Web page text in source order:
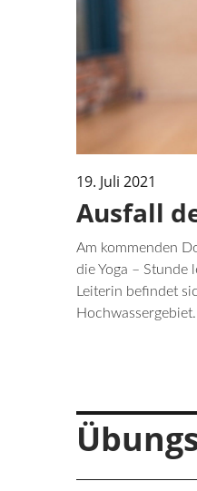
19. Juli 2021
Ausfall
Am kommenden
die Yoga – Stunde
Leiterin befindet
Hochwassergebiet.